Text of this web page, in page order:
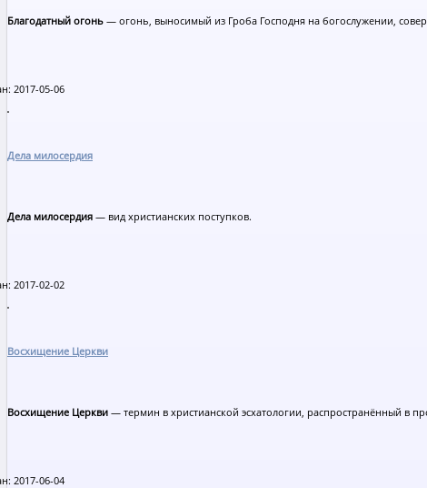
Благодатный огонь — огонь, выносимый из Гроба Господня на богослужении,
2017-05-06
Дела милосердия
Дела милосердия — вид христианских поступков.
2017-02-02
Восхищение Церкви
Восхищение Церкви — термин в христианской эсхатологии, распространённый в
2017-06-04